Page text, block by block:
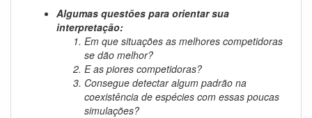
Algumas questões para orientar sua
interpretação:
Em que situações as melhores competidoras
se dão melhor?
E as piores competidoras?
Consegue detectar algum padrão na
coexistência de espécies com essas poucas
simulações?